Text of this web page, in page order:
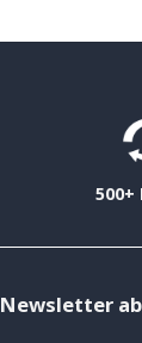
500+
Newsletter